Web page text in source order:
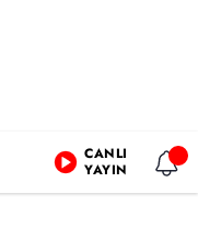
CANLI
YAYIN